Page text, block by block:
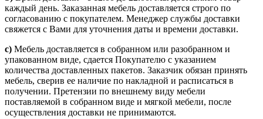
каждый день. Заказанная мебель доставляется строго по
согласованию с покупателем. Менеджер службы доставки
свяжется с Вами для уточнения даты и времени доставки.
c) Мебель доставляется в собранном или разобранном и
упакованном виде, сдается Покупателю с указанием
количества доставленных пакетов. Заказчик обязан принять
мебель, сверив ее наличие по накладной и расписаться в
получении. Претензии по внешнему виду мебели
поставляемой в собранном виде и мягкой мебели, после
осуществления доставки не принимаются.